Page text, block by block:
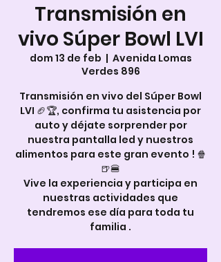
Transmisión en
vivo Súper Bowl LVI
dom 13 de feb
  |
Avenida Lomas
Verdes 896
Transmisión en vivo del Súper Bowl
LVI 🏈🏆, confirma tu asistencia por
auto y déjate sorprender por
nuestra pantalla led y nuestros
alimentos para este gran evento ! 🍿
🍺🍔
Vive la experiencia y participa en
nuestras actividades que
tendremos ese día para toda tu